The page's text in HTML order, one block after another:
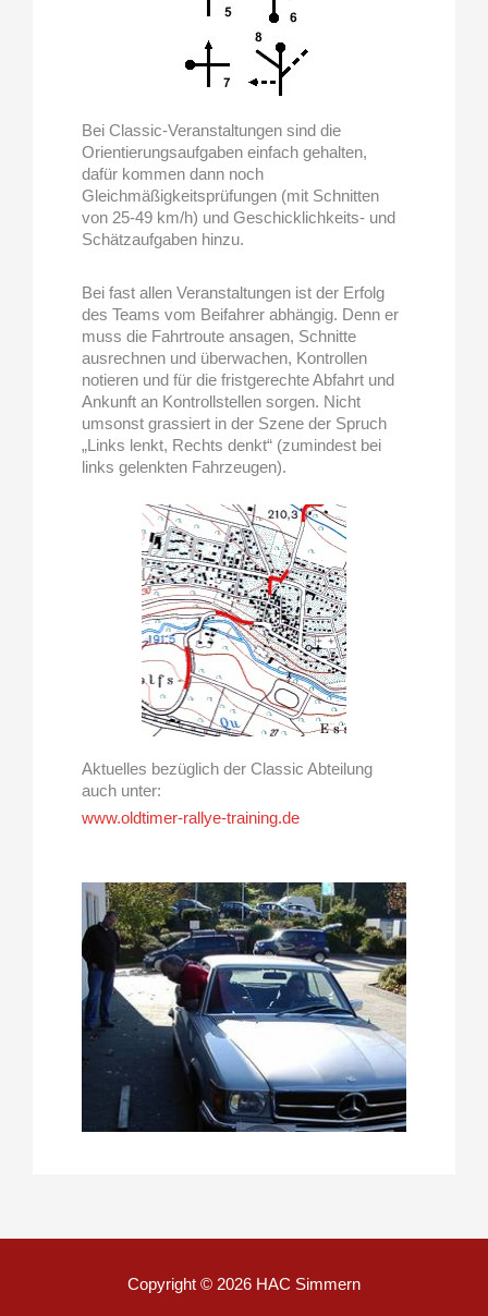
Bei Classic-Veranstaltungen sind die
Orientierungsaufgaben einfach gehalten,
dafür kommen dann noch
Gleichmäßigkeitsprüfungen (mit Schnitten
von 25-49 km/h) und Geschicklichkeits- und
Schätzaufgaben hinzu.
Bei fast allen Veranstaltungen ist der Erfolg
des Teams vom Beifahrer abhängig. Denn er
muss die Fahrtroute ansagen, Schnitte
ausrechnen und überwachen, Kontrollen
notieren und für die fristgerechte Abfahrt und
Ankunft an Kontrollstellen sorgen. Nicht
umsonst grassiert in der Szene der Spruch
„Links lenkt, Rechts denkt“ (zumindest bei
links gelenkten Fahrzeugen).
Aktuelles bezüglich der Classic Abteilung
auch unter:
www.oldtimer-rallye-training.de
Copyright © 2026 HAC Simmern